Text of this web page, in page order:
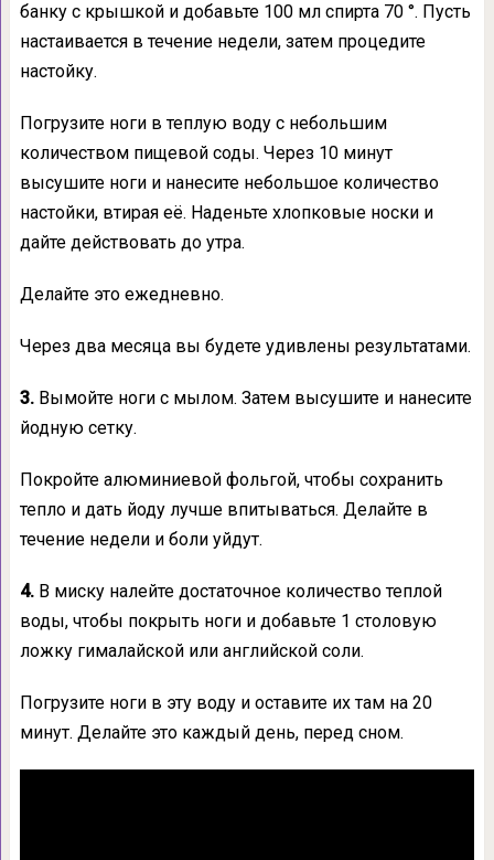
банку с крышкой и добавьте 100 мл спирта 70 °. Пусть
настаивается в течение недели, затем процедите
настойку.
Погрузите ноги в теплую воду с небольшим
количеством пищевой соды. Через 10 минут
высушите ноги и нанесите небольшое количество
настойки, втирая её. Наденьте хлопковые носки и
дайте действовать до утра.
Делайте это ежедневно.
Через два месяца вы будете удивлены результатами.
3.Вымойте ноги с мылом. Затем высушите и нанесите
йодную сетку.
Покройте алюминиевой фольгой, чтобы сохранить
тепло и дать йоду лучше впитываться. Делайте в
течение недели и боли уйдут.
4.В миску налейте достаточное количество теплой
воды, чтобы покрыть ноги и добавьте 1 столовую
ложку гималайской или английской соли.
Погрузите ноги в эту воду и оставите их там на 20
минут. Делайте это каждый день, перед сном.